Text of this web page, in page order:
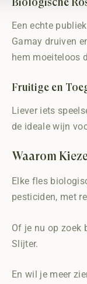
Een echte
Gamay druiven
hem moeiteloos
Fruitige en
Liever iets
de ideale wijn
Waarom
Elke fles
pesticiden, met
Of je nu op zoek
Slijter.
En wil je meer